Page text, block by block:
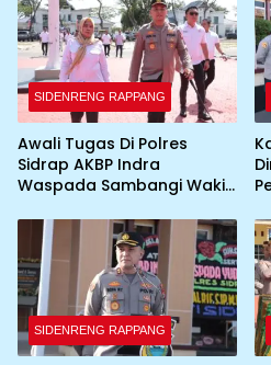
SIDENRENG RAPPANG
Awali Tugas Di Polres
Sidrap AKBP Indra
Waspada Sambangi Wakil
SIDENRENG RAPPANG